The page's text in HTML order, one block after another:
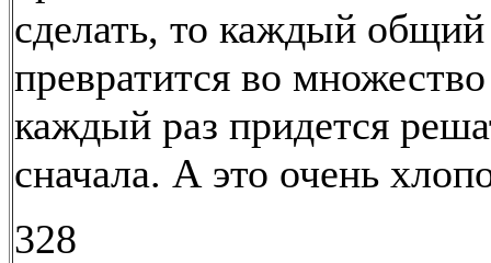
сделать, то каждый
превратится во
каждый раз придется
сначала. А это очень
328